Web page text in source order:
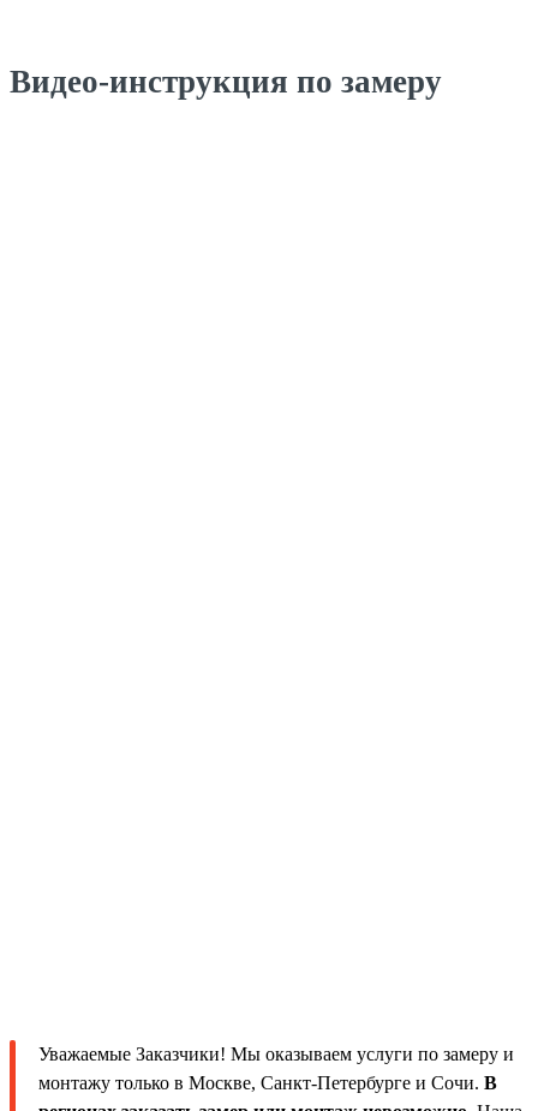
Видео-инструкция по замеру
Уважаемые Заказчики! Мы оказываем услуги по замеру и
монтажу только в Москве, Санкт-Петербурге и Сочи. В